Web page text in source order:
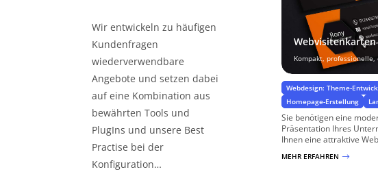
Wir entwickeln zu häufigen
Kundenfragen
wiederverwendbare
Angebote und setzen dabei
auf eine Kombination aus
bewährten Tools und
PlugIns und unsere Best
Practise bei der
Konfiguration…
Webvisitenkarten
Kompakt,
Webdesign: Theme-
Homepage-Erstellung
Sie benötigen eine
Präsentation Ihres
Ihnen eine attraktive
MEHR ERFAHREN $